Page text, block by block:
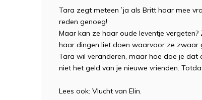
Tara zegt meteen `ja als Britt haar mee
reden genoeg!
Maar kan ze haar oude leventje
haar dingen liet doen waarvoor ze zwaar
Tara wil veranderen, maar hoe doe je dat
niet het geld van je nieuwe vrienden.
Lees ook: Vlucht van Elin.